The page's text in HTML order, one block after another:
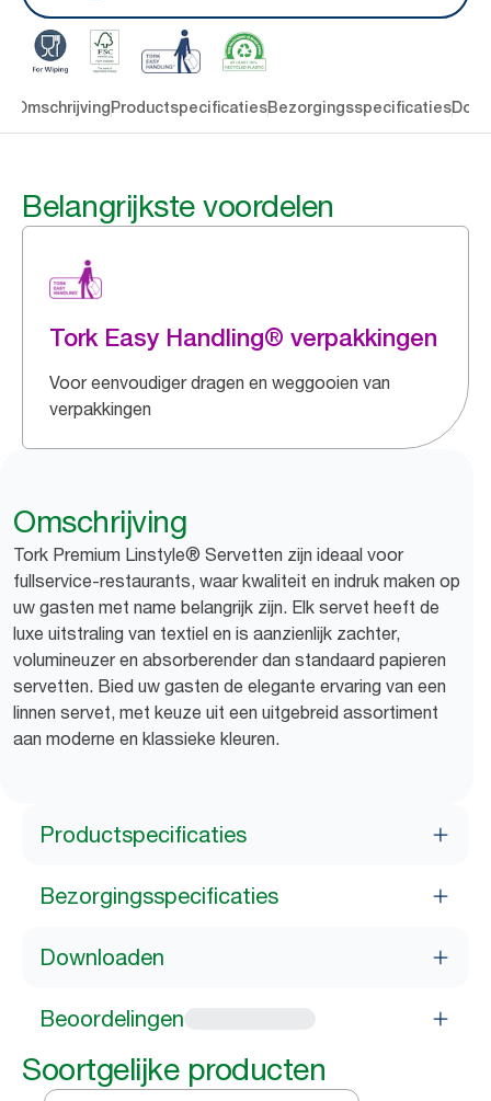
OmschrijvingProductspecificatiesBezorgingsspecificaties
Belangrijkste voordelen
Tork Easy Handling® verpakkingen
Voor eenvoudiger dragen en weggooien van
verpakkingen
Omschrijving
Tork Premium Linstyle® Servetten zijn ideaal voor
fullservice-restaurants, waar kwaliteit en indruk maken op
uw gasten met name belangrijk zijn. Elk servet heeft de
luxe uitstraling van textiel en is aanzienlijk zachter,
volumineuzer en absorberender dan standaard papieren
servetten. Bied uw gasten de elegante ervaring van een
linnen servet, met keuze uit een uitgebreid assortiment
aan moderne en klassieke kleuren.
Productspecificaties
Bezorgingsspecificaties
Downloaden
Beoordelingen
Soortgelijke producten